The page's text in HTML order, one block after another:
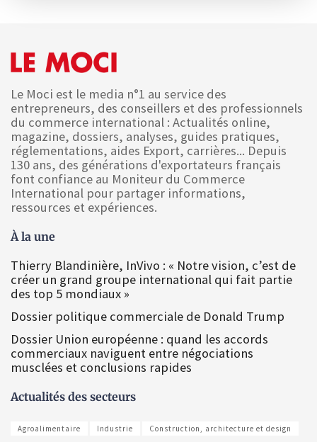
Le Moci est le media n°1 au service des
entrepreneurs, des conseillers et des professionnels
du commerce international : Actualités online,
magazine, dossiers, analyses, guides pratiques,
réglementations, aides Export, carrières... Depuis
130 ans, des générations d'exportateurs français
font confiance au Moniteur du Commerce
International pour partager informations,
ressources et expériences.
À la une
Thierry Blandinière, InVivo : « Notre vision, c’est de
créer un grand groupe international qui fait partie
des top 5 mondiaux »
Dossier politique commerciale de Donald Trump
Dossier Union européenne : quand les accords
commerciaux naviguent entre négociations
musclées et conclusions rapides
Actualités des secteurs
Agroalimentaire Industrie Construction, architecture et design